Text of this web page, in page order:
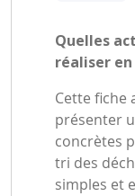
Quelles
réaliser en
Cette fiche
présenter
concrètes
tri des
simples et